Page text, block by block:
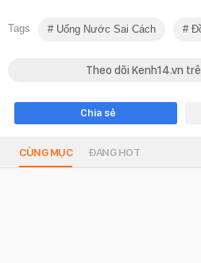
Tags Uống Nước Sai Cách
Theo dõi Kenh14.vn
Chia sẻ
CÙNG MỤC ĐANG HOT